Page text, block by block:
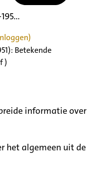
Betekende
)
informatie over
het algemeen uit de